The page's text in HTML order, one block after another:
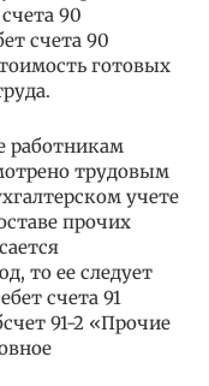
90
счета 90
готовых
работникам
трудовым
учете
прочих
то ее следует
счета 91
91-2 «Прочие